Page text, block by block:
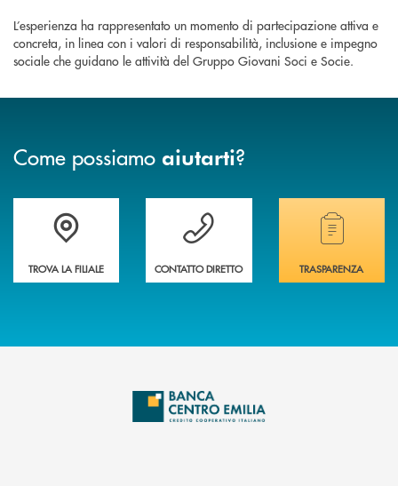
L’esperienza ha rappresentato un momento di partecipazione attiva e
concreta, in linea con i valori di responsabilità, inclusione e impegno
sociale che guidano le attività del Gruppo Giovani Soci e Socie.
Come possiamo aiutarti?
Accedi all' elenco completo delle filiali
TROVA LA FILIALE
Vuoi avere maggiori informazioni sulla
CONTATTO DIRETTO
Hai bisogno di
TRASPARENZA